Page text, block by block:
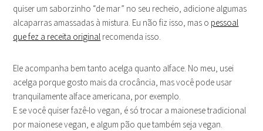
quiser um saborzinho “de mar” no seu recheio, adicione algumas
alcaparras amassadas à mistura. Eu não fiz isso, mas o pessoal
que fez a receita original recomenda isso.
Ele acompanha bem tanto acelga quanto alface. No meu, usei
acelga porque gosto mais da crocância, mas você pode usar
tranquilamente alface americana, por exemplo.
E se você quiser fazê-lo vegan, é só trocar a maionese tradicional
por maionese vegan, e algum pão que também seja vegan.